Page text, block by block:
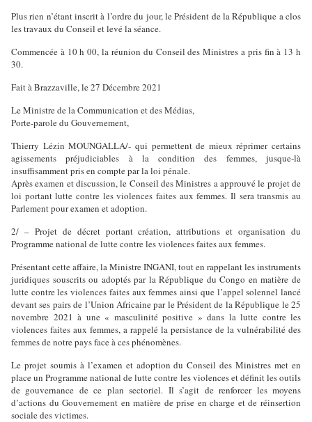
Plus rien n’étant inscrit à l’ordre du jour, le Président de la République a clos
les travaux du Conseil et levé la séance.
Commencée à 10 h 00, la réunion du Conseil des Ministres a pris fin à 13 h
30.
Fait à Brazzaville, le 27 Décembre 2021
Le Ministre de la Communication et des Médias,
Porte-parole du Gouvernement,
Thierry Lézin MOUNGALLA/- qui permettent de mieux réprimer certains
agissements préjudiciables à la condition des femmes, jusque-là
insuffisamment pris en compte par la loi pénale.
Après examen et discussion, le Conseil des Ministres a approuvé le projet de
loi portant lutte contre les violences faites aux femmes. Il sera transmis au
Parlement pour examen et adoption.
2/ – Projet de décret portant création, attributions et organisation du
Programme national de lutte contre les violences faites aux femmes.
Présentant cette affaire, la Ministre INGANI, tout en rappelant les instruments
juridiques souscrits ou adoptés par la République du Congo en matière de
lutte contre les violences faites aux femmes ainsi que l’appel solennel lancé
devant ses pairs de l’Union Africaine par le Président de la République le 25
novembre 2021 à une « masculinité positive » dans la lutte contre les
violences faites aux femmes, a rappelé la persistance de la vulnérabilité des
femmes de notre pays face à ces phénomènes.
Le projet soumis à l’examen et adoption du Conseil des Ministres met en
place un Programme national de lutte contre les violences et définit les outils
de gouvernance de ce plan sectoriel. Il s’agit de renforcer les moyens
d’actions du Gouvernement en matière de prise en charge et de réinsertion
sociale des victimes.